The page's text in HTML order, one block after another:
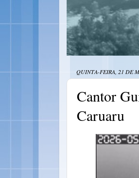
QUINTA-FEIRA, 21 DE
Cantor
Caruaru